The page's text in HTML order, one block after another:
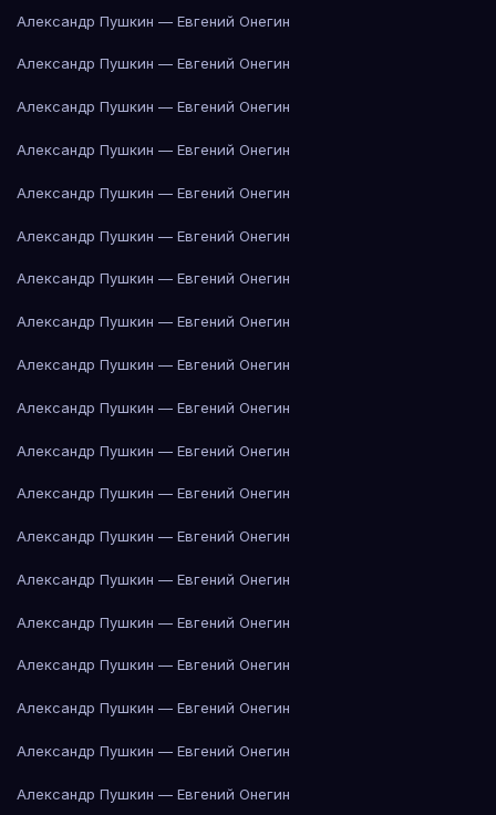
Александр Пушкин — Евгений Онегин
Александр Пушкин — Евгений Онегин
Александр Пушкин — Евгений Онегин
Александр Пушкин — Евгений Онегин
Александр Пушкин — Евгений Онегин
Александр Пушкин — Евгений Онегин
Александр Пушкин — Евгений Онегин
Александр Пушкин — Евгений Онегин
Александр Пушкин — Евгений Онегин
Александр Пушкин — Евгений Онегин
Александр Пушкин — Евгений Онегин
Александр Пушкин — Евгений Онегин
Александр Пушкин — Евгений Онегин
Александр Пушкин — Евгений Онегин
Александр Пушкин — Евгений Онегин
Александр Пушкин — Евгений Онегин
Александр Пушкин — Евгений Онегин
Александр Пушкин — Евгений Онегин
Александр Пушкин — Евгений Онегин